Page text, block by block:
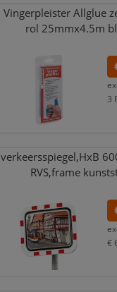
Vingerpleister Allglue
rol 25mmx4.5m
3
verkeersspiegel,HxB
RVS,frame
€